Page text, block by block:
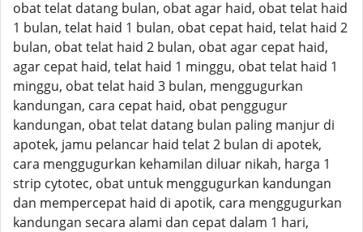
obat telat datang bulan, obat agar haid, obat telat haid
1 bulan, telat haid 1 bulan, obat cepat haid, telat haid 2
bulan, obat telat haid 2 bulan, obat agar cepat haid,
agar cepat haid, telat haid 1 minggu, obat telat haid 1
minggu, obat telat haid 3 bulan, menggugurkan
kandungan, cara cepat haid, obat penggugur
kandungan, obat telat datang bulan paling manjur di
apotek, jamu pelancar haid telat 2 bulan di apotek,
cara menggugurkan kehamilan diluar nikah, harga 1
strip cytotec, obat untuk menggugurkan kandungan
dan mempercepat haid di apotik, cara menggugurkan
kandungan secara alami dan cepat dalam 1 hari,